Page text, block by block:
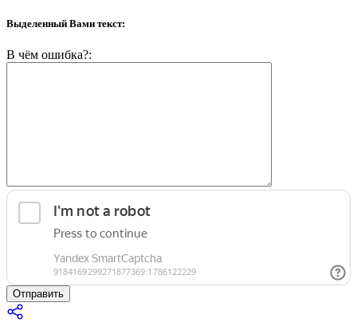
Выделенный Вами текст:
В чём ошибка?:
Отправить